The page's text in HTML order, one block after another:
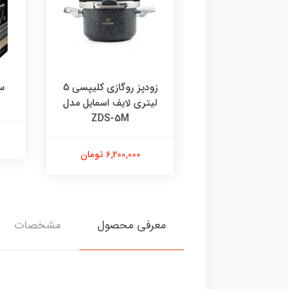
سشوار رمینگتون مدل
AC5999
معرفی محصول مشخصات